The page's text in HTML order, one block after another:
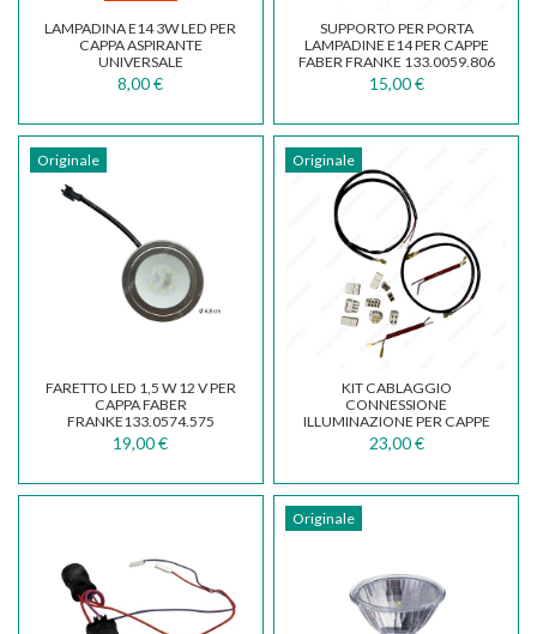
LAMPADINA E14 3W LED PER
CAPPA ASPIRANTE
UNIVERSALE
8,00 €
SUPPORTO PER PORTA
LAMPADINE E14 PER CAPPE
FABER FRANKE 133.0059.806
15,00 €
Originale
FARETTO LED 1,5 W 12 V PER
CAPPA FABER
FRANKE133.0574.575
19,00 €
Originale
KIT CABLAGGIO
CONNESSIONE
ILLUMINAZIONE PER CAPPE
FABER E FRANKE
133.0064.912
23,00 €
Originale